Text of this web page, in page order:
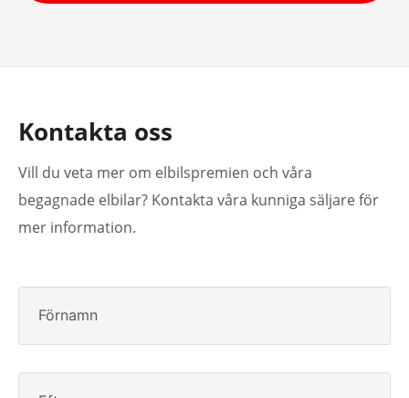
Kontakta oss
Vill du veta mer om elbilspremien och våra
begagnade elbilar? Kontakta våra kunniga säljare för
mer information.
Förnamn